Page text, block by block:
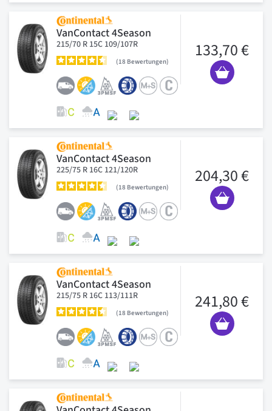
VanContact 4Season
215/70 R 15C 109/107R
18 Bewertungen
133,70 €
VanContact 4Season
225/75 R 16C 121/120R
18 Bewertungen
204,30 €
VanContact 4Season
215/75 R 16C 113/111R
18 Bewertungen
241,80 €